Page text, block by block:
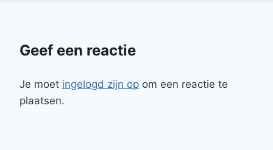
Geef een reactie
Je moet ingelogd zijn op om een reactie te
plaatsen.